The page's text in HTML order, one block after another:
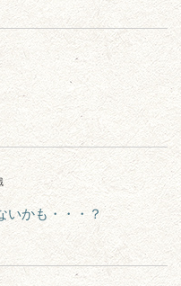
いかも・・・？